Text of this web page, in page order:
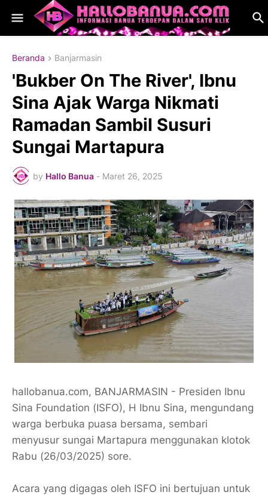
Beranda Banjarmasin
'Bukber On The River', Ibnu
Sina Ajak Warga Nikmati
Ramadan Sambil Susuri
Sungai Martapura
by Hallo Banua - Maret 26, 2025
hallobanua.com, BANJARMASIN - Presiden Ibnu
Sina Foundation (ISFO), H Ibnu Sina, mengundang
warga berbuka puasa bersama, sembari
menyusur sungai Martapura menggunakan klotok
Rabu (26/03/2025) sore.
Acara yang digagas oleh ISFO ini bertujuan untuk